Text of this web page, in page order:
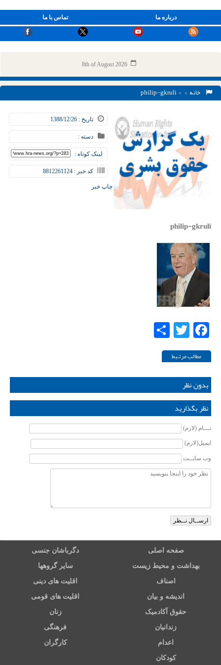
تماس با ما درباره ما
8th of August 2026
خانه > > philip-gkruli
تاریخ : 1388/12/26
دسته :
لینک کوتاه :
کد خبر : 8812261124
چاپ خبر
philip-gkruli
Facebook
Twitter
مطالب مرتـبط
بدون نظر
نظر بگذارید
نـــام (لازم)
ایمیل(لازم)
وب سایــت
صفحه اصلی دگرباشان جنسی
بهداشت و محیط زیست سایر گروهها
اصناف اقلیت های دینی
اندیشه و بیان اقلیت های قومی
حقوق آکادمیک زنان
زندانیان فرهنگی
اعدام کارگران
کودکان